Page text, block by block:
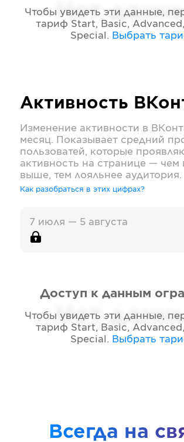
Нет
Чтобы увидеть эти данные,
тариф Start, Basic,
Special . Выбрать
Активность
Изменение активности в
месяц. Показывает средний
пользоватей, которые
активность на странице — чем
выше, тем лояльнее аудитория.
Как разобраться в этих цифрах?
7 июля — 5 августа
Нет
Доступ к данным
Чтобы увидеть эти данные,
тариф Start, Basic,
Special . Выбрать
Всегда на